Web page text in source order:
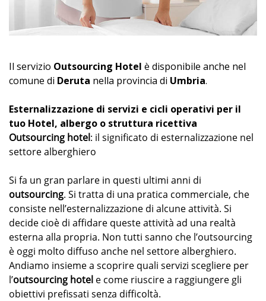
Il servizio Outsourcing Hotel è disponibile anche nel
comune di Deruta nella provincia di Umbria.
Esternalizzazione di servizi e cicli operativi per il
tuo Hotel, albergo o struttura ricettiva
Outsourcing hotel: il significato di esternalizzazione nel
settore alberghiero
Si fa un gran parlare in questi ultimi anni di
outsourcing. Si tratta di una pratica commerciale, che
consiste nell’esternalizzazione di alcune attività. Si
decide cioè di affidare queste attività ad una realtà
esterna alla propria. Non tutti sanno che l’outsourcing
è oggi molto diffuso anche nel settore alberghiero.
Andiamo insieme a scoprire quali servizi scegliere per
l’outsourcing hotel e come riuscire a raggiungere gli
obiettivi prefissati senza difficoltà.